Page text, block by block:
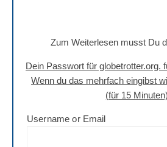
Zum Weiterlesen musst Du
Dein Passwort für globetrotter.org.
Wenn du das mehrfach eingibst
(für 15 Minuten)
Username or Email